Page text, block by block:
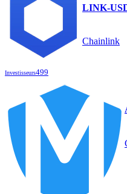
LINK-
Chainlink
Investisseurs499